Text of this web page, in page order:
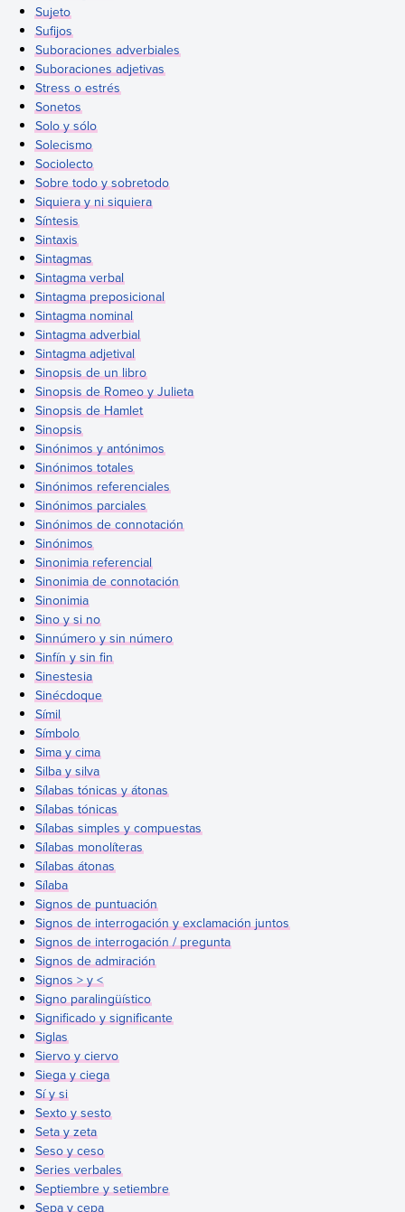
Sujeto
Sufijos
Suboraciones adverbiales
Suboraciones adjetivas
Stress o estrés
Sonetos
Solo y sólo
Solecismo
Sociolecto
Sobre todo y sobretodo
Siquiera y ni siquiera
Síntesis
Sintaxis
Sintagmas
Sintagma verbal
Sintagma preposicional
Sintagma nominal
Sintagma adverbial
Sintagma adjetival
Sinopsis de un libro
Sinopsis de Romeo y Julieta
Sinopsis de Hamlet
Sinopsis
Sinónimos y antónimos
Sinónimos totales
Sinónimos referenciales
Sinónimos parciales
Sinónimos de connotación
Sinónimos
Sinonimia referencial
Sinonimia de connotación
Sinonimia
Sino y si no
Sinnúmero y sin número
Sinfín y sin fin
Sinestesia
Sinécdoque
Símil
Símbolo
Sima y cima
Silba y silva
Sílabas tónicas y átonas
Sílabas tónicas
Sílabas simples y compuestas
Sílabas monolíteras
Sílabas átonas
Sílaba
Signos de puntuación
Signos de interrogación y exclamación juntos
Signos de interrogación / pregunta
Signos de admiración
Signos > y <
Signo paralingüístico
Significado y significante
Siglas
Siervo y ciervo
Siega y ciega
Sí y si
Sexto y sesto
Seta y zeta
Seso y ceso
Series verbales
Septiembre y setiembre
Sepa y cepa